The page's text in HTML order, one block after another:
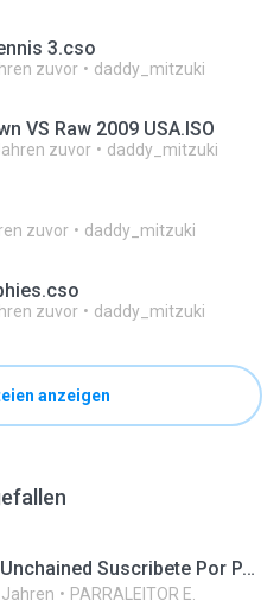
3.cso
zuvor daddy_mitzuki
VS Raw 2009 USA.ISO
zuvor daddy_mitzuki
zuvor daddy_mitzuki
zuvor daddy_mitzuki
anzeigen
Mortal Kombat Unchained Suscribete Por PARRALEITOR.cso
PARRALEITOR E.